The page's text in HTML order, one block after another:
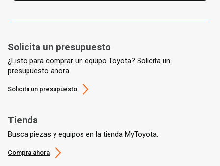
Solicita un presupuesto
¿Listo para comprar un equipo Toyota? Solicita un
presupuesto ahora.
Solicita un presupuesto
Tienda
Busca piezas y equipos en la tienda MyToyota.
Compra ahora